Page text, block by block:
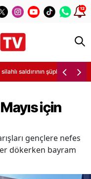
12
saldırının şüphelisi
için
gençlere nefes
dökerken bayram